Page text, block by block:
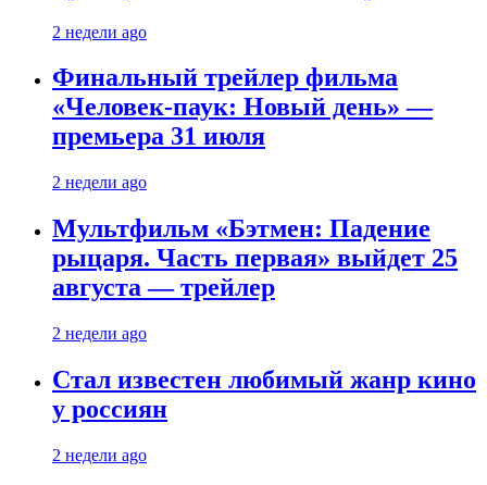
2 недели ago
Финальный трейлер фильма
«Человек-паук: Новый день» —
премьера 31 июля
2 недели ago
Мультфильм «Бэтмен: Падение
рыцаря. Часть первая» выйдет 25
августа — трейлер
2 недели ago
Стал известен любимый жанр кино
у россиян
2 недели ago